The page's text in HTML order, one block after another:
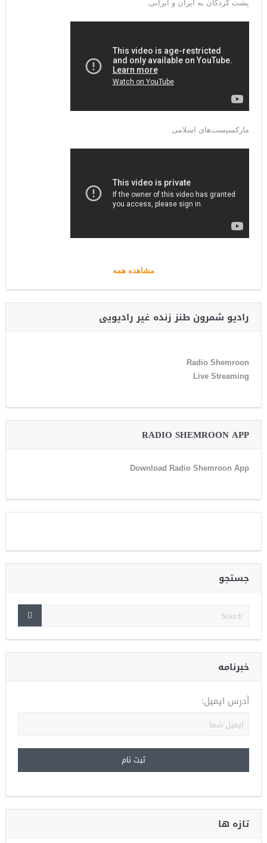
پشت کردگان به ایران و ایرانی.
مارکسیست‌های اسلامی
مشاهده همه
رادیو شمرون طنز زنده غیر رادیویی
Radio Shemroon
Live Streaming
RADIO SHEMROON APP
Download Radio Shemroon App
جستجو
خبرنامه
آدرس ایمیل:
تازه ها